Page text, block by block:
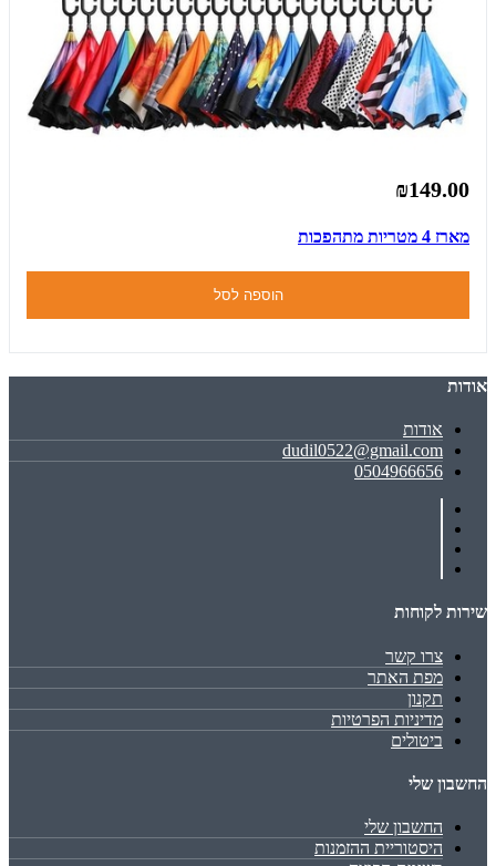
₪149.00
מארז 4 מטריות מתהפכות
הוספה לסל
אודות
אודות
dudil0522@gmail.com
0504966656
שירות לקוחות
צרו קשר
מפת האתר
תקנון
מדיניות הפרטיות
ביטולים
החשבון שלי
החשבון שלי
היסטוריית ההזמנות